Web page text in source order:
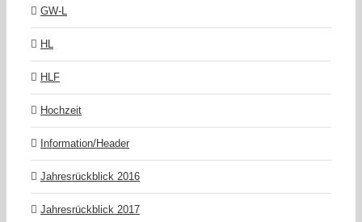
GW-L
HL
HLF
Hochzeit
Information/Header
Jahresrückblick 2016
Jahresrückblick 2017